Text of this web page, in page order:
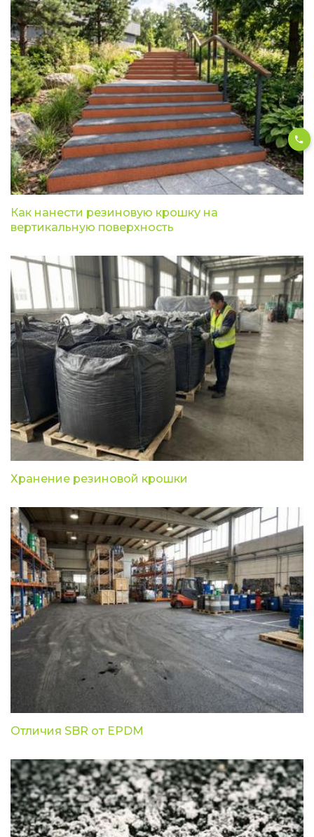
Как нанести резиновую крошку на
вертикальную поверхность
Хранение резиновой крошки
Отличия SBR от EPDM